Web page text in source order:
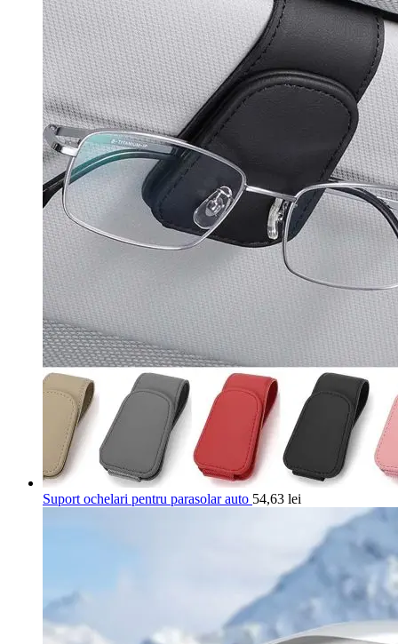
Suport ochelari pentru parasolar auto 54,63 lei